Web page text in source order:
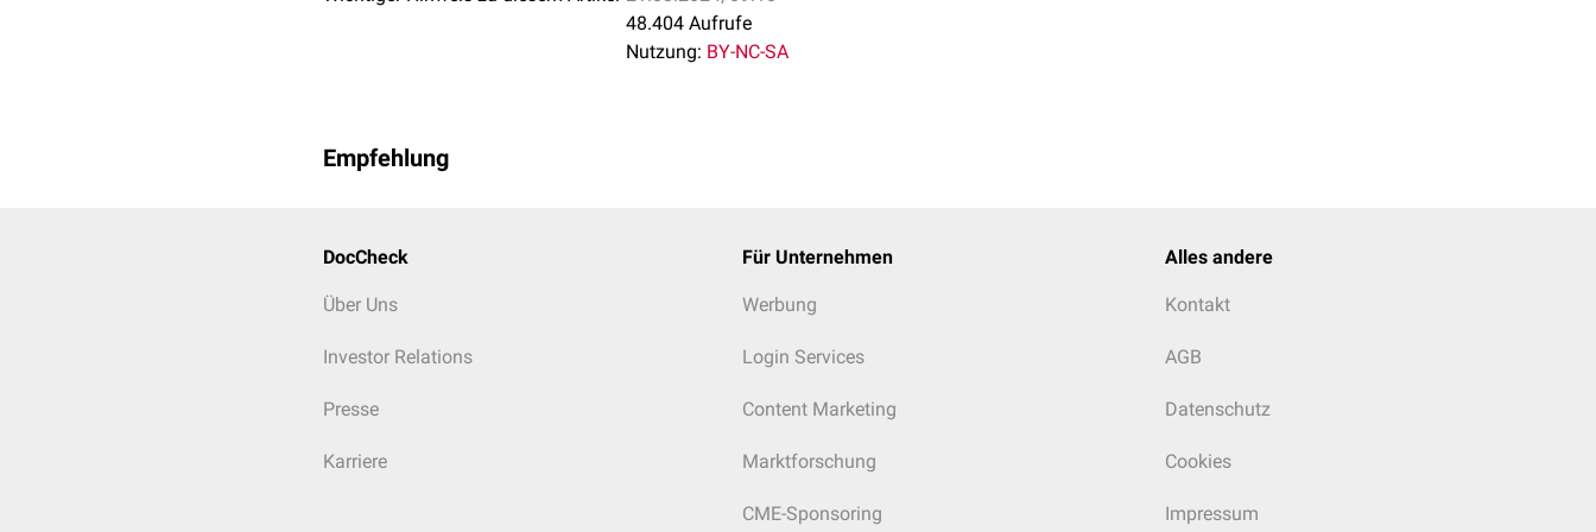
48.404 Aufrufe
Nutzung: BY-NC-SA
Empfehlung
DocCheck
Über Uns
Investor Relations
Presse
Karriere
Für Unternehmen
Werbung
Login Services
Content Marketing
Marktforschung
CME-Sponsoring
Alles andere
Kontakt
AGB
Datenschutz
Cookies
Impressum